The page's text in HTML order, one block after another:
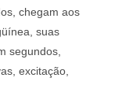
chegam aos
suas
segundos,
excitação,